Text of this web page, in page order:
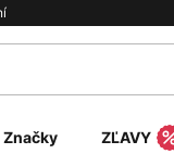
Značky ZĽAVY